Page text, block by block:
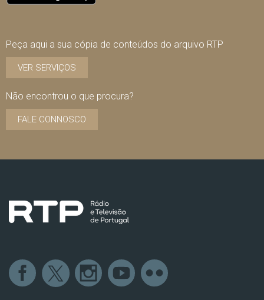
Peça aqui a sua cópia de conteúdos do arquivo RTP
VER SERVIÇOS
Não encontrou o que procura?
FALE CONNOSCO